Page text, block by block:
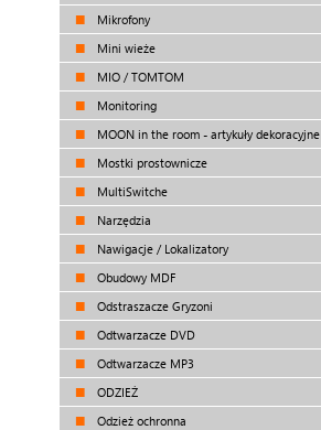
Mikrofony
Mini wieże
MIO / TOMTOM
Monitoring
MOON in the room - artykuły dekoracyjne
Mostki prostownicze
MultiSwitche
Narzędzia
Nawigacje / Lokalizatory
Obudowy MDF
Odstraszacze Gryzoni
Odtwarzacze DVD
Odtwarzacze MP3
ODZIEŻ
Odzież ochronna